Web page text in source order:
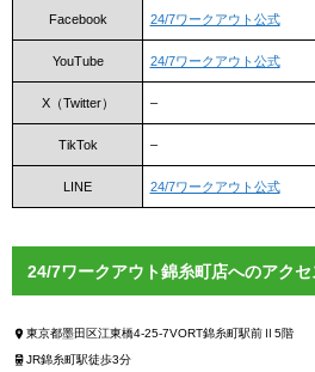
Facebook 24/7ワークアウト公式
YouTube 24/7ワークアウト公式
X（Twitter） –
TikTok –
LINE 24/7ワークアウト公式
24/7ワークアウト錦糸町店へのアクセ
東京都墨田区江東橋4-25-7VORT錦糸町駅前Ⅱ5階
JR錦糸町駅徒歩3分